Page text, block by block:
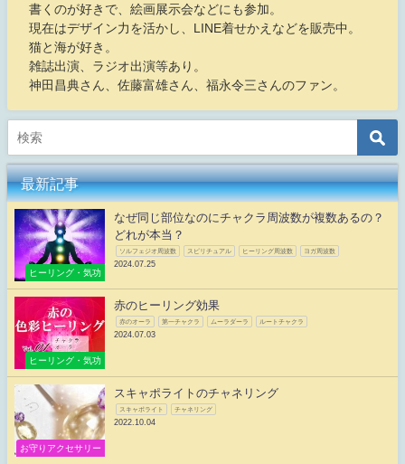
書くのが好きで、絵画展示会などにも参加。
現在はデザイン力を活かし、LINE着せかえなどを販売中。
猫と海が好き。
雑誌出演、ラジオ出演等あり。
神田昌典さん、佐藤富雄さん、福永令三さんのファン。
最新記事
ヒーリング・気功
なぜ同じ部位なのにチャクラ周波数が複数あるの？
どれが本当？
ソルフェジオ周波数 スピリチュアル ヒーリング周波数 ヨガ周波数
2024.07.25
ヒーリング・気功
赤のヒーリング効果
赤のオーラ 第一チャクラ ムーラダーラ ルートチャクラ
2024.07.03
お守りアクセサリー
スキャポライトのチャネリング
スキャポライト チャネリング
2022.10.04